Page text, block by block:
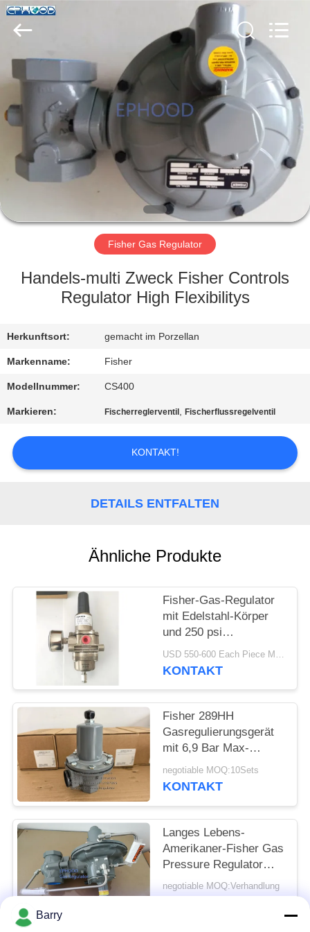
ZU
HAUSE
PRODUKTE
ÜBER
UNS
WERKSBESICHTIGUNG
QUALITÄTSKONTROLLE
KONTAKT
MIT
UNS
BITTE UM
DATENSCHUTZERKLÄRUNG
Automation
Equipment
Ltd..
Reserved.
Fisher Gas Regulator
Handels-multi Zweck Fisher Controls
Regulator High Flexibilitys
Herkunftsort: gemacht im Porzellan
Markenname: Fisher
Modellnummer: CS400
Markieren: Fischerreglerventil ,Fischerflussregelventil
KONTAKT!
DETAILS ENTFALTEN
Ähnliche Produkte
Fisher-Gas-Regulator
mit Edelstahl-Körper
und 250 psi
Einlassdruck für
Offshore-Anwendungen
USD 550-600 Each Piece MOQ:10sets
KONTAKT
Fisher 289HH
Gasregulierungsgerät
mit 6,9 Bar Max-
Eingangsdruck 45-75
psi Federbereich und
negotiable MOQ:10Sets
KONTAKT
Langes Lebens-
Amerikaner-Fisher Gas
Pressure Regulator
For-Feuer-u. -gas-
Systeme 299H
negotiable MOQ:Verhandlung
Barry